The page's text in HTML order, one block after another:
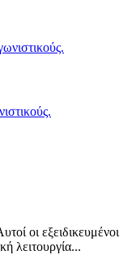
οι εξειδικευμένοι
λειτουργία...